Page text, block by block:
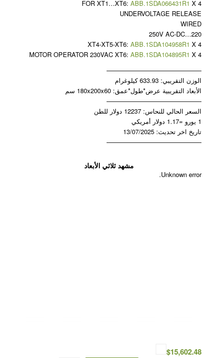
FOR XT1…XT6:ABB.1SDA066431R1 X 4
UNDERVOLTAGE RELEASE
WIRED
220…250V AC-DC
XT4-XT5-XT6:ABB.1SDA104958R1 X 4
MOTOR OPERATOR 230VAC XT6:ABB.1SDA104895R1 X 4
———————————————
الوزن التقريبي: 633.93 كيلوغرام
الأبعاد التقريبية عرض*طول*عمق: 180x200x60 سم
———————————————
السعر الحالي للنحاس: 12237 دولار للطن
1 يورو =1.17 دولار أمريكي
تاريخ اخر تحديث: 13/07/2025
———————————————
مشهد ثلاثي الأبعاد
Unknown error.
$15,602.48